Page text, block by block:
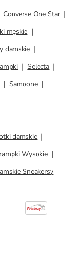
Converse One Star
męskie
damskie
Selecta
Samoone
damskie
Wysokie
Sneakersy